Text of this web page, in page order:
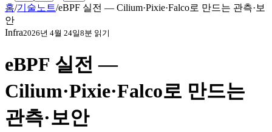
홈/기술노트/eBPF 실전 — Cilium·Pixie·Falco로 만드는 관측·보
안
Infra2026년 4월 24일8분 읽기
eBPF 실전 —
Cilium·Pixie·Falco로 만드는
관측·보안